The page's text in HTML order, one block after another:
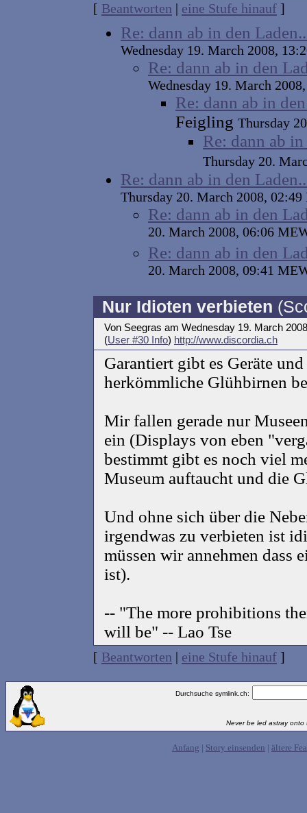
[ Beantworten | eine Stufe hinauf ]
Re: dann ab in den
Wednesday 19. March 2008,
Re: dann ab in den
Wednesday 19. March
Re: dann ab in
Feigling Thursday
Re: dann ab
Thursday 20.
Re: dann ab in den
Thursday 20. March 2008,
Re: dann ab in den
20. March 2008, 06:06
Re: dann ab in den
20. March 2008, 09:41
Nur Idioten verbieten
Von Seegras am Wednesday 19. March
(User #30 Info) http://www.discordia.ch
Garantiert gibt es Geräte
herkömmliche Glühbirnen
Mir fallen gerade nur
ein (Displays von eben
bestimmt gibt es noch viel
Museum auftaucht und die
Und ohne sich über die
irgendwas zu verbieten ist
müssen wir annehmen dass
ist).
-- "The more prohibitions
will be" -- Lao Tse
[ Beantworten | eine Stufe hinauf ]
Durchsuche symlink.ch:
Never be led astray onto
Anfang | Story einsenden | ältere